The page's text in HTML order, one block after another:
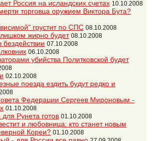
Россия на исландских счетах 10.10.2008
торговца оружием Виктора Бута?
грустит по СПС 08.10.2008
жирно будет 08.10.2008
бездействии 07.10.2008
06.10.2008
убийства Политковской будет
02.10.2008
поезда ездить будут редко и
Федерации Сергеев Мироновым -
01.10.2008
Рунета готов 01.10.2008
и любовница: кто станет новым
Кореи? 01.10.2008